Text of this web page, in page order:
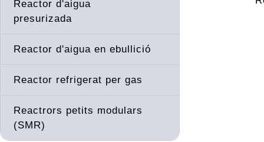
Reactor d'aigua
presurizada
Reactor d'aigua en ebullició
Reactor refrigerat per gas
Reactrors petits modulars
(SMR)